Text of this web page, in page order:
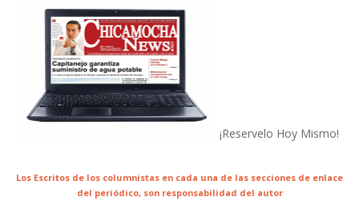
¡Reservelo Hoy Mismo!
Los Escritos de los columnistas en cada una de las secciones de enlace
del periódico, son responsabilidad del autor